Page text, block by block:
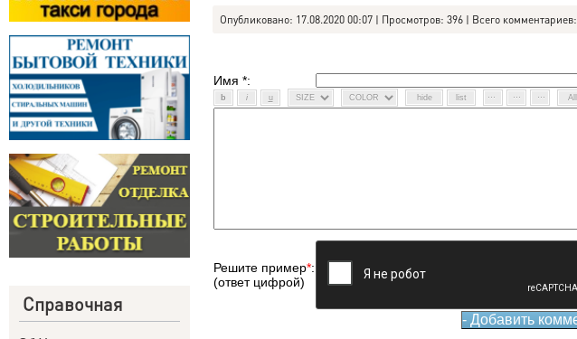
Справочная
Опубликовано: 17.08.2020 00:07 | Просмотров: 396 | Всего комментариев:
Имя *:
Решите пример*:
(ответ цифрой)